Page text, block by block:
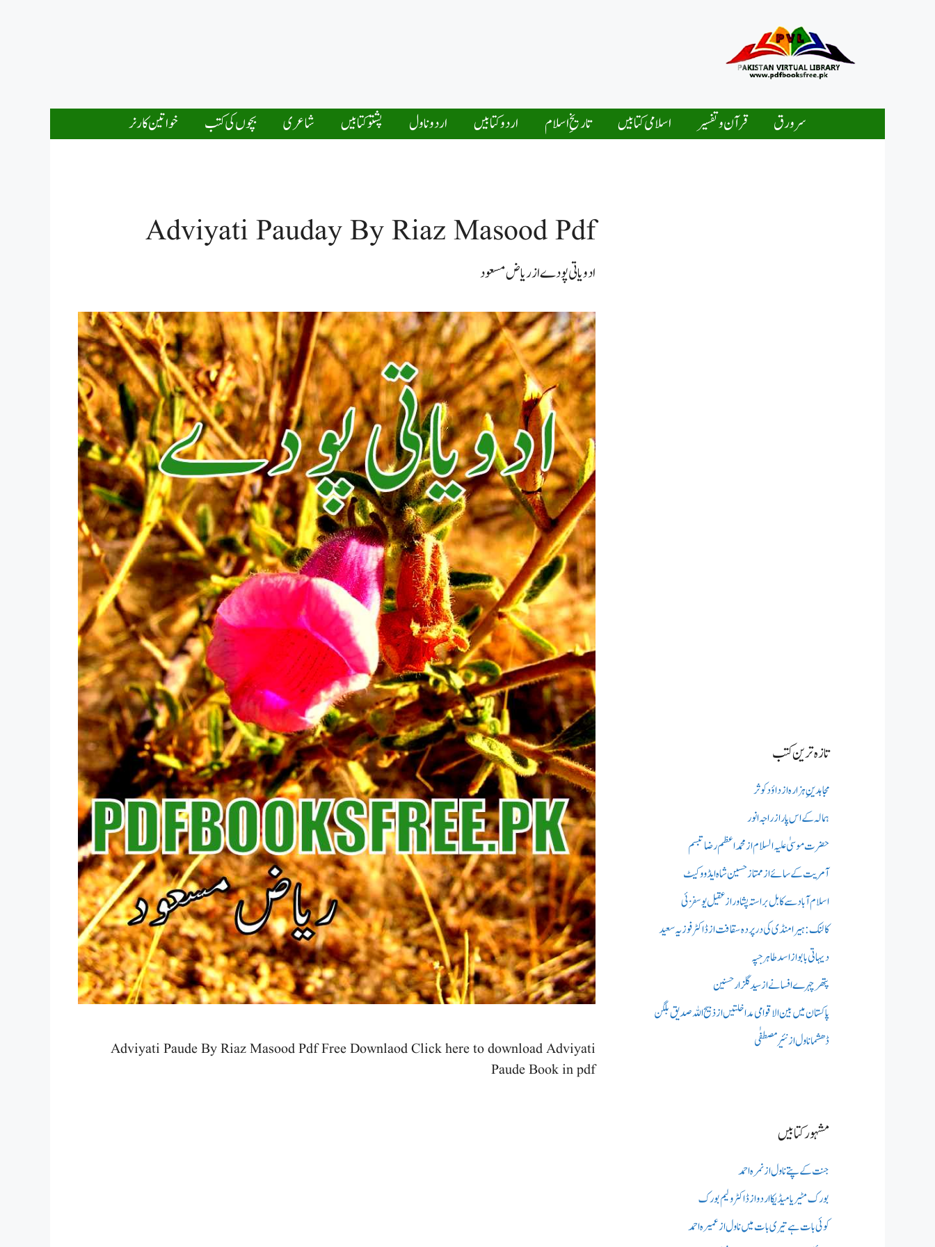
سرورق قرآن و تفسیر اسلامی کتابیں تاریخِ اسلام اردو کتابیں اردو ناول پشتو کتابیں شاعری بچوں کی کتب خواتین کارنر
Adviyati Pauday By Riaz Masood Pdf
ادویاتی پودے از ریاض مسعود
Adviyati Paude By Riaz Masood Pdf Free Downlaod Click here to download Adviyati
Paude Book in pdf
تازہ ترین کتب
مجاہدینِ ہزارہ از داؤد کوثر
ہمالہ کے اس پار از راجہ انور
حضرت موسیٰ علیہ السلام از محمد اعظم رضا تبسم
آمریت کے سائے از ممتاز حسین شاہ ایڈووکیٹ
اسلام آباد سے کابل براستہ پشاور از عقیل یوسفزئی
کالنک: ہیرا منڈی کی در پردہ سقافت از ڈاکٹر فوزیہ سعید
دیہاتی بابو از اسد طاہر جپہ
پتھر چہرے افسانے از سید گلزار حسنین
پاکستان میں بین الاقوامی مداخلتیں از ذبیح اللہ صدیق بلگن
ڈھشما ناول از نئیر مصطفٰی
مشہور کتابیں
جنت کے پتے ناول از نمرہ احمد
بورک مٹیریا میڈیکااردو از ڈاکٹر ولیم بورک
کوئی بات ہے تیری بات میں ناول از عمیرہ احمد